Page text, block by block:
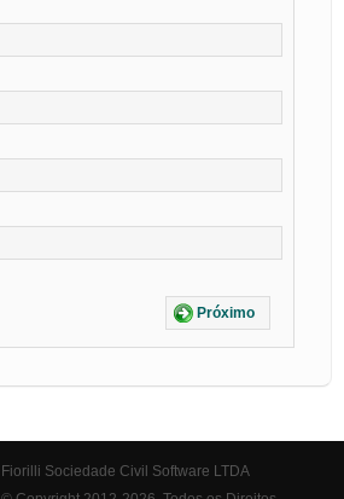
Próximo
Fiorilli Sociedade Civil Software LTDA